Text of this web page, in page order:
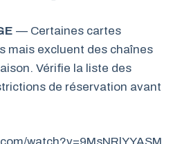
— Certaines cartes
mais excluent des chaînes
Vérifie la liste des
de réservation avant